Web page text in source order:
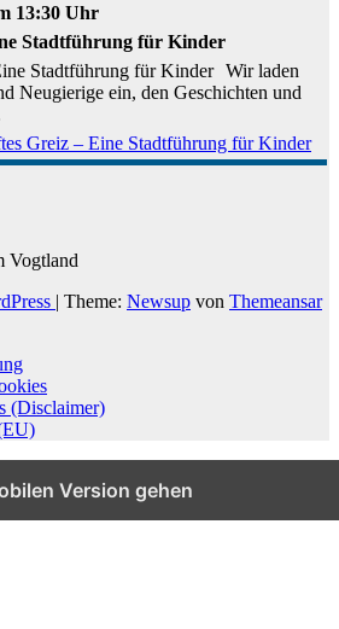
13:30 Uhr
Stadtführung für Kinder
Wir laden
Neugierige ein, den Geschichten und
Greiz – Eine Stadtführung für Kinder
Vogtland
| Theme: Newsup von Themeansar
(Disclaimer)
Version gehen